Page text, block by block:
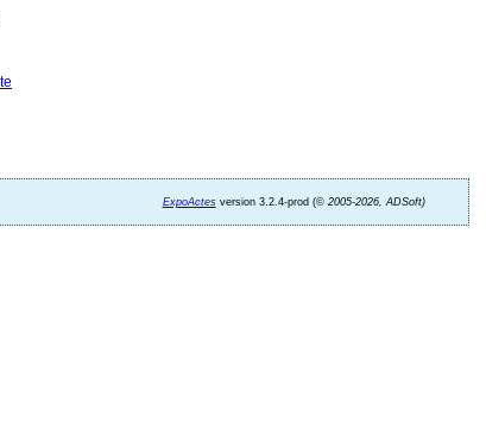
ExpoActesversion 3.2.4-prod (©2005-2026, ADSoft)